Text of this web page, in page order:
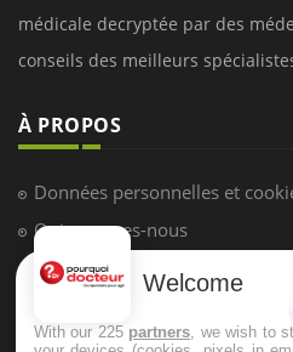
médicale decryptée par des
conseils des meilleurs
À PROPOS
Données personnelles et
Qui sommes-nous
Conditions d'utilisation
Mentions Légales
Welcome
With our 225 partners , we wish to